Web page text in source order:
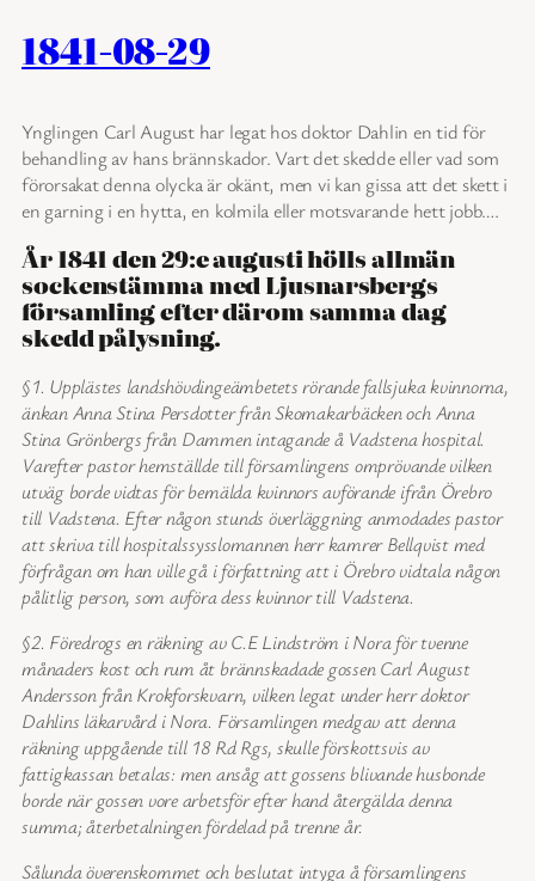
1841-08-29
Ynglingen Carl August har legat hos doktor Dahlin en tid för
behandling av hans brännskador. Vart det skedde eller vad som
förorsakat denna olycka är okänt, men vi kan gissa att det skett i
en garning i en hytta, en kolmila eller motsvarande hett jobb….
År 1841 den 29:e augusti hölls allmän
sockenstämma med Ljusnarsbergs
församling efter därom samma dag
skedd pålysning.
§1. Upplästes landshövdingeämbetets rörande fallsjuka kvinnorna,
änkan Anna Stina Persdotter från Skomakarbäcken och Anna
Stina Grönbergs från Dammen intagande å Vadstena hospital.
Varefter pastor hemställde till församlingens omprövande vilken
utväg borde vidtas för bemälda kvinnors avförande ifrån Örebro
till Vadstena. Efter någon stunds överläggning anmodades pastor
att skriva till hospitalssysslomannen herr kamrer Bellqvist med
förfrågan om han ville gå i författning att i Örebro vidtala någon
pålitlig person, som avföra dess kvinnor till Vadstena.
§2. Föredrogs en räkning av C.E Lindström i Nora för tvenne
månaders kost och rum åt brännskadade gossen Carl August
Andersson från Krokforskvarn, vilken legat under herr doktor
Dahlins läkarvård i Nora. Församlingen medgav att denna
räkning uppgående till 18 Rd Rgs, skulle förskottsvis av
fattigkassan betalas: men ansåg att gossens blivande husbonde
borde när gossen vore arbetsför efter hand återgälda denna
summa; återbetalningen fördelad på trenne år.
Sålunda överenskommet och beslutat intyga å församlingens